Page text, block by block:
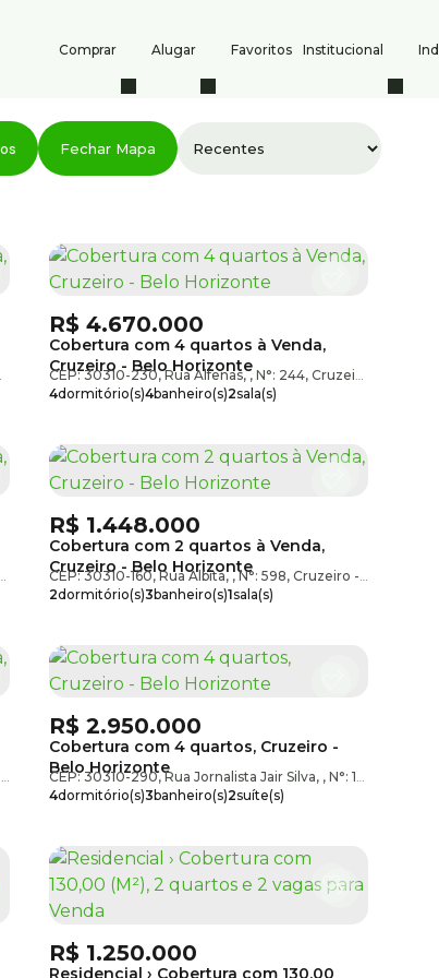
Institucional
Favoritos
Alugar
Comprar
Fechar Mapa
Belo Horizonte,Minas Gerais,Brasil
Cobertura com 4 quartos à Venda,
Cruzeiro - Belo Horizonte
R$ 4.670.000
CEP: 30310-230,Rua Alfenas ,N°: 244,Cruzeiro
4dormitório(s)4banheiro(s)2sala(s)
Belo Horizonte,Minas Gerais,Brasil
Cobertura com 2 quartos à Venda,
Cruzeiro - Belo Horizonte
R$ 1.448.000
CEP: 30310-160,Rua Albita ,N°: 598,Cruzeiro ,
2dormitório(s)3banheiro(s)1sala(s)
,Belo Horizonte,Minas Gerais,Brasil
Cobertura com 4 quartos, Cruzeiro -
Belo Horizonte
R$ 2.950.000
CEP: 30310-290,Rua Jornalista Jair Silva ,N°: 144
4dormitório(s)3banheiro(s)2suíte(s)
Residencial › Cobertura com 130,00
R$ 1.250.000
Comprar
Alugar
CRECI: PJ